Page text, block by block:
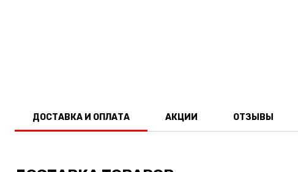
ДОСТАВКА И ОПЛАТА АКЦИИ ОТЗЫВЫ